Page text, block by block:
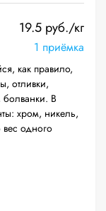
19.5 руб./кг
1 приёмка
как правило,
отливки,
В
хром, никель,
одного